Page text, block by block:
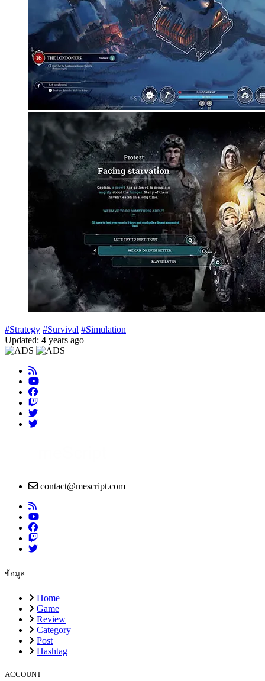
#Strategy #Survival #Simulation
Updated: 4 years ago
contact@mescript.com
ข้อมูล
Home
Game
Review
Category
Post
Hashtag
ACCOUNT